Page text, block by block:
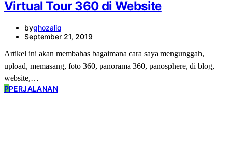
Virtual Tour 360 di Website
byghozaliq
September 21, 2019
Artikel ini akan membahas bagaimana cara saya mengunggah,
upload, memasang, foto 360, panorama 360, panosphere, di blog,
website,…
PPERJALANAN